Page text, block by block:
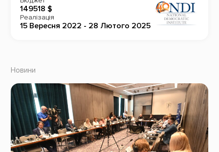
149518 $
Реалізація
15 Вересня 2022 - 28 Лютого 2025
Новини